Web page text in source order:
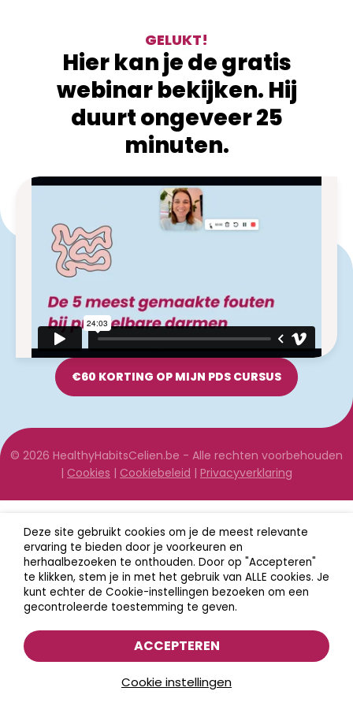
GELUKT!
Hier kan je de gratis
webinar bekijken. Hij
duurt ongeveer 25
minuten.
Dit element kan niet worden geladen.
Pas instellingen voor
€60 KORTING OP MIJN PDS CURSUS
© 2026 HealthyHabitsCelien.be - Alle rechten voorbehouden
| Cookies | Cookiebeleid | Privacyverklaring
Deze site gebruikt cookies om je de meest relevante
ervaring te bieden door je voorkeuren en
herhaalbezoeken te onthouden. Door op "Accepteren"
te klikken, stem je in met het gebruik van ALLE cookies. Je
kunt echter de Cookie-instellingen bezoeken om een
gecontroleerde toestemming te geven.
Cookie instellingen
ACCEPTEREN